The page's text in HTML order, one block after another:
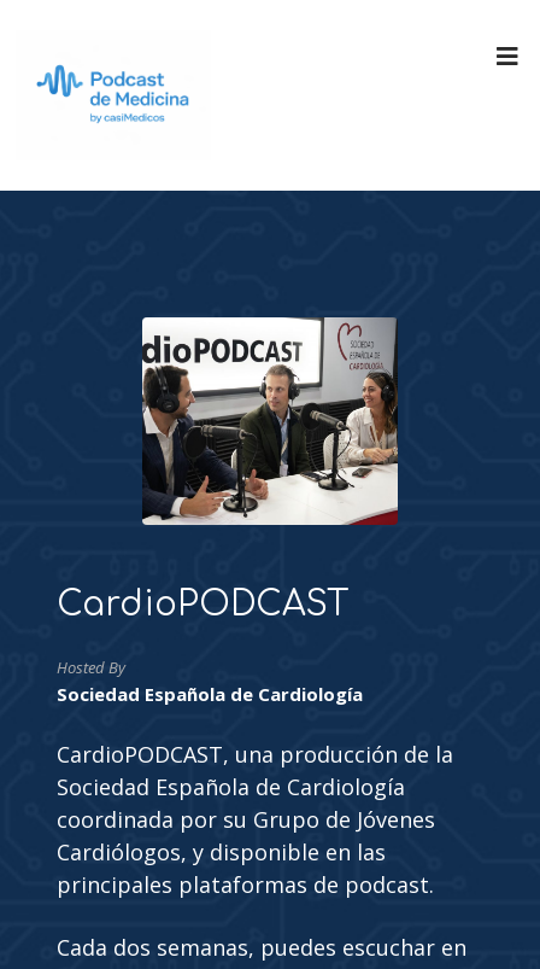
CardioPODCAST
Hosted By
Sociedad Española de Cardiología
CardioPODCAST, una producción de la
Sociedad Española de Cardiología
coordinada por su Grupo de Jóvenes
Cardiólogos, y disponible en las
principales plataformas de podcast.
Cada dos semanas, puedes escuchar en